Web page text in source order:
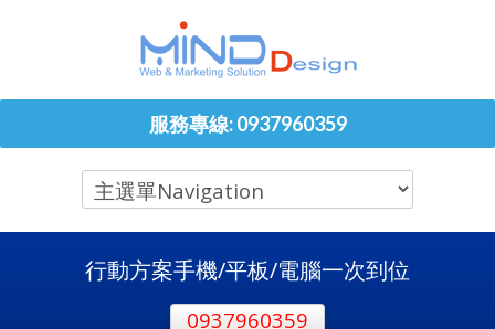
服務專線: 0937960359
行動方案手機/平板/電腦一次到位
0937960359